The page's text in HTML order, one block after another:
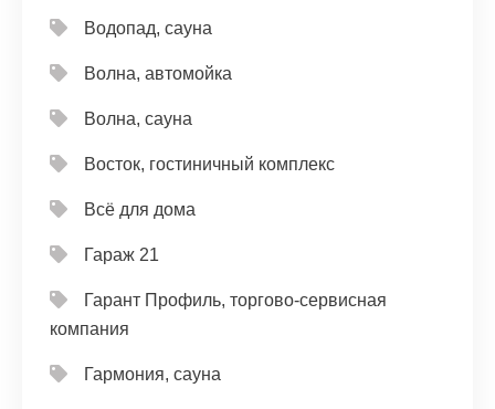
Водопад, сауна
Волна, автомойка
Волна, сауна
Восток, гостиничный комплекс
Всё для дома
Гараж 21
Гарант Профиль, торгово-сервисная
компания
Гармония, сауна